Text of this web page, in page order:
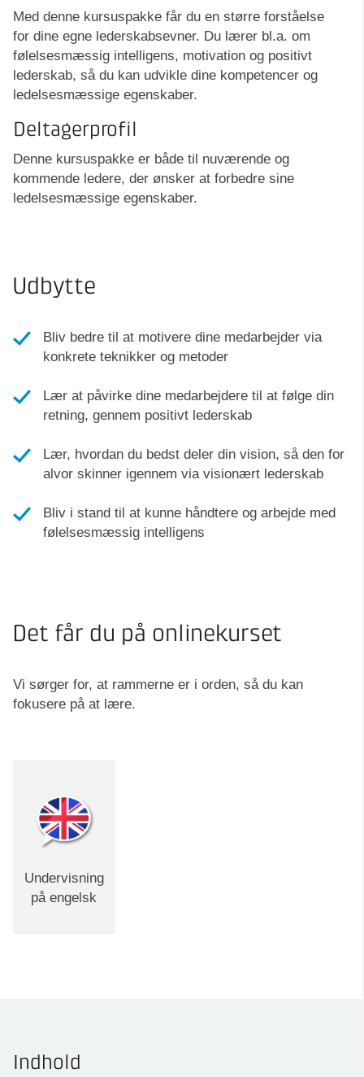
Med denne kursuspakke får du en større forståelse
for dine egne lederskabsevner. Du lærer bl.a. om
følelsesmæssig intelligens, motivation og positivt
lederskab, så du kan udvikle dine kompetencer og
ledelsesmæssige egenskaber.
Deltagerprofil
Denne kursuspakke er både til nuværende og
kommende ledere, der ønsker at forbedre sine
ledelsesmæssige egenskaber.
Udbytte
Bliv bedre til at motivere dine medarbejder via
konkrete teknikker og metoder
Lær at påvirke dine medarbejdere til at følge din
retning, gennem positivt lederskab
Lær, hvordan du bedst deler din vision, så den for
alvor skinner igennem via visionært lederskab
Bliv i stand til at kunne håndtere og arbejde med
følelsesmæssig intelligens
Det får du på onlinekurset
Vi sørger for, at rammerne er i orden, så du kan
fokusere på at lære.
Undervisning
på engelsk
Indhold